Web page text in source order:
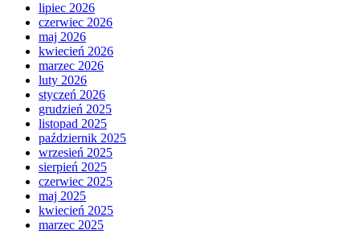
lipiec 2026
czerwiec 2026
maj 2026
kwiecień 2026
marzec 2026
luty 2026
styczeń 2026
grudzień 2025
listopad 2025
październik 2025
wrzesień 2025
sierpień 2025
czerwiec 2025
maj 2025
kwiecień 2025
marzec 2025